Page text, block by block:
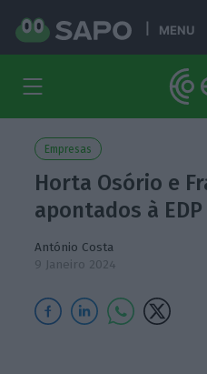
MENU
Empresas
Horta Osório e
apontados à EDP
António Costa
9 Janeiro 2024